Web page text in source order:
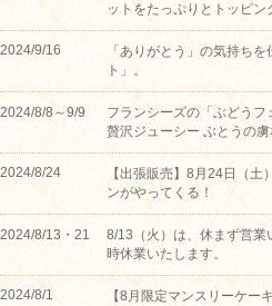
ットをたっぷりとトッピ
2024/9/16
「ありがとう」の気持ちを
ト」。
2024/8/8～9/9
フランシーズの「ぶどうフ
贅沢ジューシー ぶとうの
2024/8/24
【出張販売】8月24日（土
ンがやってくる！
2024/8/13・21
8/13（火）は、休まず営
時休業いたします。
2024/8/1
【8月限定マンスリーケー